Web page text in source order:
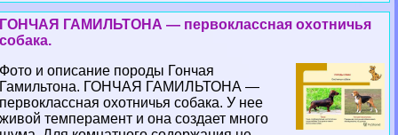
ГОНЧАЯ ГАМИЛЬТОНА — первоклассная охотничья
собака.
Фото и описание породы Гончая
Гамильтона. ГОНЧАЯ ГАМИЛЬТОНА —
первоклассная охотничья собака. У нее
живой темперамент и она создает много